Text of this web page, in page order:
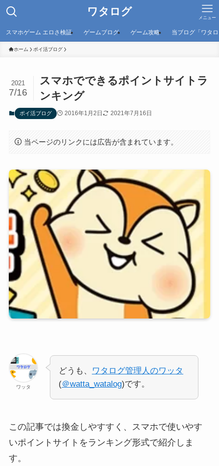
ワタログ メニュー
スマホゲーム エロさ検証 ゲームブログ ゲーム攻略 当ブログ「ワタ
ホーム ポイ活ブログ
スマホでできるポイントサイトラ
ンキング
2021
7/16
ポイ活ブログ 2016年1月2日 2021年7月16日
当ページのリンクには広告が含まれています。
ワッタ
どうも、
ワタログ管理人のワッタ
(＠watta_watalog)です。
この記事では換金しやすすく、スマホで使いやす
いポイントサイトをランキング形式で紹介しま
す。